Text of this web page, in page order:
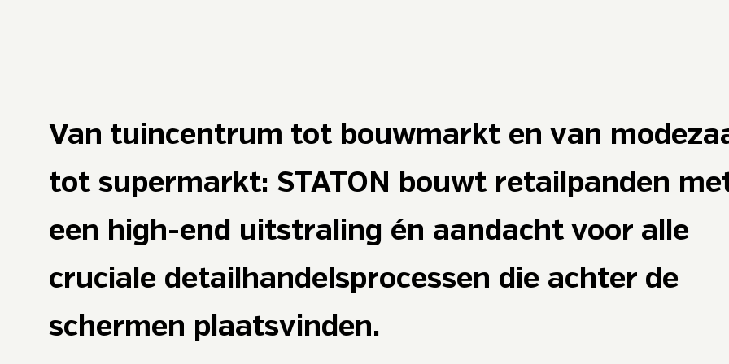
Van tuincentrum tot bouwmarkt en van
tot supermarkt: STATON bouwt retailpanden
een high-end uitstraling én aandacht voor alle
cruciale detailhandelsprocessen die achter de
schermen plaatsvinden.